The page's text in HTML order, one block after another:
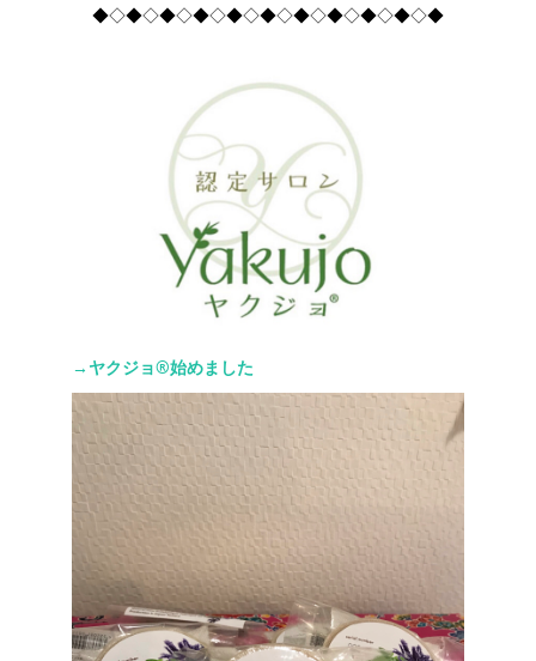
◆◇◆◇◆◇◆◇◆◇◆◇◆◇◆◇◆◇◆◇◆
→ヤクジョ®︎始めました